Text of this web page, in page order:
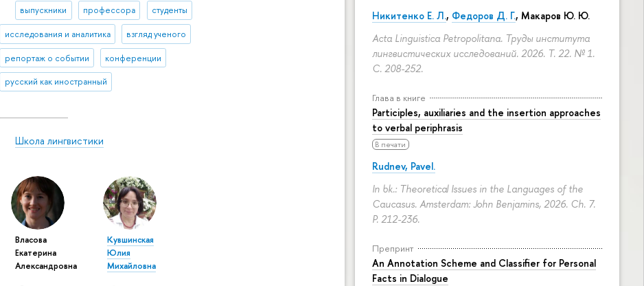
Никитенко Е. Л., Федоров Д. Г., Макаров Ю. Ю.
Acta Linguistica Petropolitana. Труды института
лингвистических исследований. 2026. Т. 22. № 1.
С. 208-252.
Глава в книге
Participles, auxiliaries and the insertion approaches
to verbal periphrasis
В печати
Rudnev, Pavel.
In bk.: Theoretical Issues in the Languages of the
Caucasus. Amsterdam: John Benjamins, 2026. Ch. 7.
P. 212-236.
Препринт
An Annotation Scheme and Classifier for Personal
Facts in Dialogue
выпускники профессора студенты
исследования и аналитика взгляд ученого
репортаж о событии конференции
русский как иностранный
Школа лингвистики
Власова
Екатерина
Александровна
Кувшинская
Юлия
Михайловна